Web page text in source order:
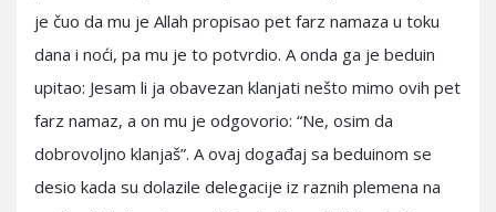
je čuo da mu je Allah propisao pet farz namaza u toku
dana i noći, pa mu je to potvrdio. A onda ga je beduin
upitao: Jesam li ja obavezan klanjati nešto mimo ovih pet
farz namaz, a on mu je odgovorio: “Ne, osim da
dobrovoljno klanjaš”. A ovaj događaj sa beduinom se
desio kada su dolazile delegacije iz raznih plemena na